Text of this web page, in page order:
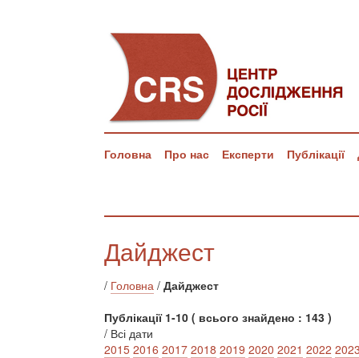
Головна Про нас Експерти Публікації
Дайджест
/ Головна / Дайджест
Публікації 1-10 ( всього знайдено : 143 )
/ Всі дати
2015 2016 2017 2018 2019 2020 2021 2022